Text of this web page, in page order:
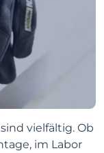
vielfältig. Ob
im Labor